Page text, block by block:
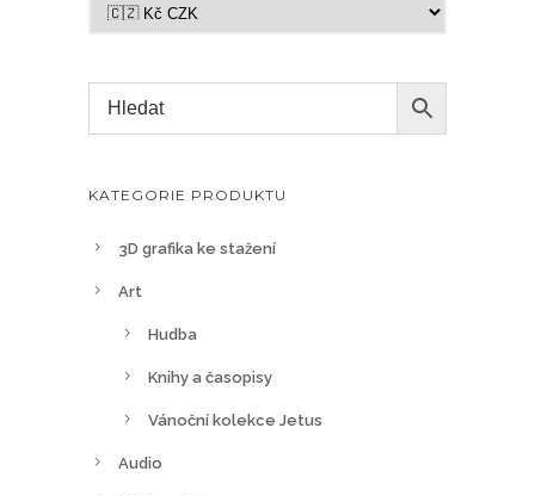
KATEGORIE PRODUKTU
3D grafika ke stažení
Art
Hudba
Knihy a časopisy
Vánoční kolekce Jetus
Audio